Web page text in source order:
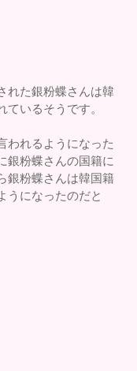
れた銀粉蝶さんは韓
いるそうです。
われるようになった
銀粉蝶さんの国籍に
銀粉蝶さんは韓国籍
うになったのだと